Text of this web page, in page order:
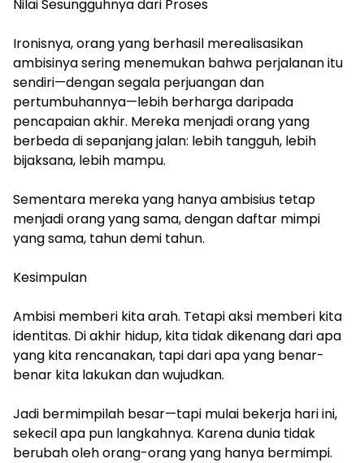
Nilai Sesungguhnya dari Proses
Ironisnya, orang yang berhasil merealisasikan
ambisinya sering menemukan bahwa perjalanan itu
sendiri—dengan segala perjuangan dan
pertumbuhannya—lebih berharga daripada
pencapaian akhir. Mereka menjadi orang yang
berbeda di sepanjang jalan: lebih tangguh, lebih
bijaksana, lebih mampu.
Sementara mereka yang hanya ambisius tetap
menjadi orang yang sama, dengan daftar mimpi
yang sama, tahun demi tahun.
Kesimpulan
Ambisi memberi kita arah. Tetapi aksi memberi kita
identitas. Di akhir hidup, kita tidak dikenang dari apa
yang kita rencanakan, tapi dari apa yang benar-
benar kita lakukan dan wujudkan.
Jadi bermimpilah besar—tapi mulai bekerja hari ini,
sekecil apa pun langkahnya. Karena dunia tidak
berubah oleh orang-orang yang hanya bermimpi.